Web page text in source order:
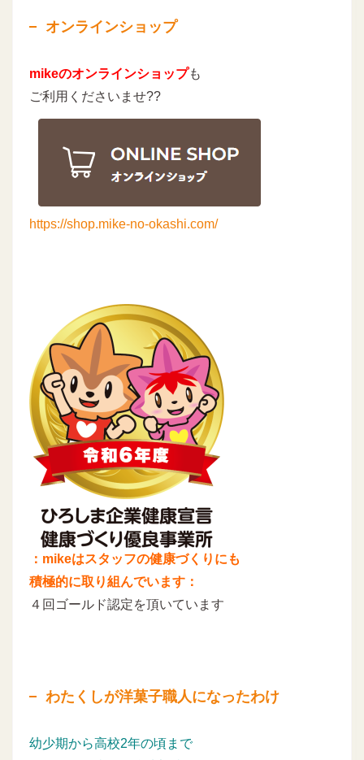
オンラインショップ
mikeのオンラインショップも
ご利用くださいませ??
https://shop.mike-no-okashi.com/
：mikeはスタッフの健康づくりにも
積極的に取り組んでいます：
４回ゴールド認定を頂いています
わたくしが洋菓子職人になったわけ
幼少期から高校2年の頃まで